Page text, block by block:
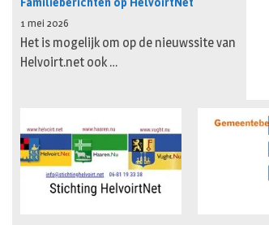
1 mei 2026
Het is mogelijk om op de nieuwssite van
Helvoirt.net ook …